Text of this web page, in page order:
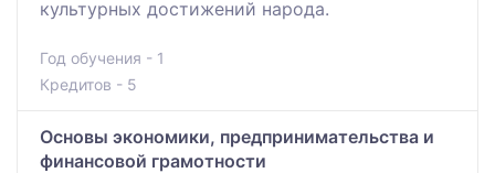
культурных достижений народа.
Год обучения - 1
Кредитов - 5
Основы экономики, предпринимательства и
финансовой грамотности